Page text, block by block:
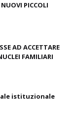
PICCOLI
AD ACCETTARE
FAMILIARI
istituzionale